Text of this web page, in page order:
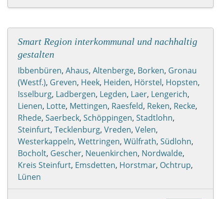
Smart Region interkommunal und nachhaltig
gestalten
Ibbenbüren, Ahaus, Altenberge, Borken, Gronau
(Westf.), Greven, Heek, Heiden, Hörstel, Hopsten,
Isselburg, Ladbergen, Legden, Laer, Lengerich,
Lienen, Lotte, Mettingen, Raesfeld, Reken, Recke,
Rhede, Saerbeck, Schöppingen, Stadtlohn,
Steinfurt, Tecklenburg, Vreden, Velen,
Westerkappeln, Wettringen, Wülfrath, Südlohn,
Bocholt, Gescher, Neuenkirchen, Nordwalde,
Kreis Steinfurt, Emsdetten, Horstmar, Ochtrup,
Lünen